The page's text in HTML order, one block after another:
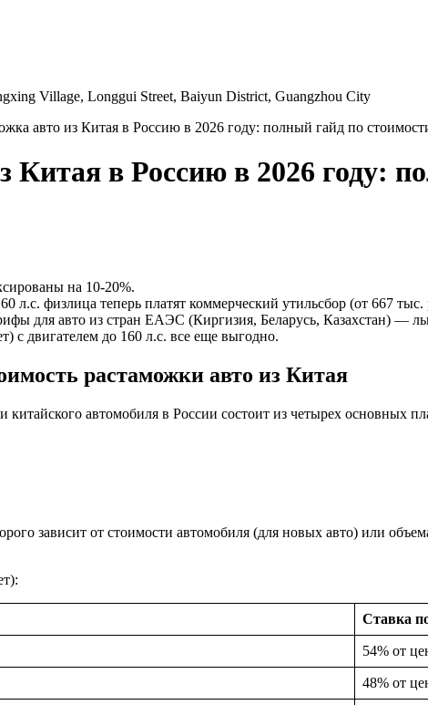
Village, Longgui Street, Baiyun District, Guangzhou City
авто из Китая в Россию в 2026 году: полный гайд по
Китая в Россию в 2026 году:
на 10-20%.
л.с. физлица теперь платят коммерческий утильсбор (от 667 тыс.
для авто из стран ЕАЭС (Киргизия, Беларусь, Казахстан) —
с двигателем до 160 л.с. все еще выгодно.
растаможки авто из Китая
китайского автомобиля в России состоит из четырех
зависит от стоимости автомобиля (для новых авто) или
Ставка
54% от
48% от